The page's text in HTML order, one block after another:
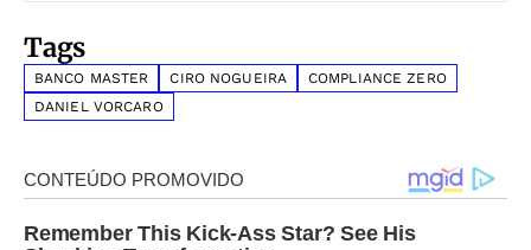
Tags
BANCO MASTER CIRO NOGUEIRA
COMPLIANCE ZERO
DANIEL VORCARO